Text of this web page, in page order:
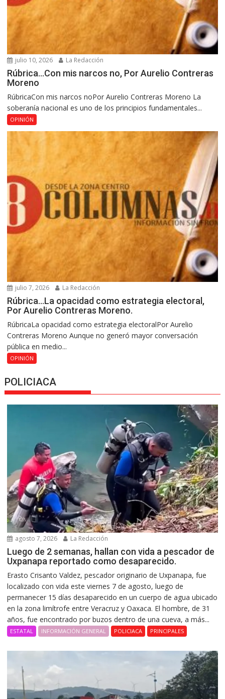
julio 10, 2026 La Redacción
Rúbrica…Con mis narcos no, Por Aurelio Contreras
Moreno
RúbricaCon mis narcos noPor Aurelio Contreras Moreno La
soberanía nacional es uno de los principios fundamentales...
OPINIÓN
julio 7, 2026 La Redacción
Rúbrica…La opacidad como estrategia electoral,
Por Aurelio Contreras Moreno.
RúbricaLa opacidad como estrategia electoralPor Aurelio
Contreras Moreno Aunque no generó mayor conversación
pública en medio...
OPINIÓN
POLICIACA
agosto 7, 2026 La Redacción
Luego de 2 semanas, hallan con vida a pescador de
Uxpanapa reportado como desaparecido.
Erasto Crisanto Valdez, pescador originario de Uxpanapa, fue
localizado con vida este viernes 7 de agosto, luego de
permanecer 15 días desaparecido en un cuerpo de agua ubicado
en la zona limítrofe entre Veracruz y Oaxaca. El hombre, de 31
años, fue encontrado por buzos dentro de una cueva, a más...
ESTATAL INFORMACIÓN GENERAL POLICIACA PRINCIPALES